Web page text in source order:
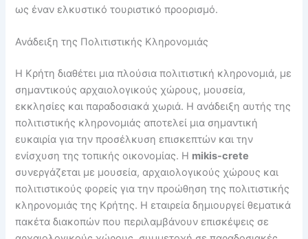
ως έναν ελκυστικό τουριστικό προορισμό.
Ανάδειξη της Πολιτιστικής Κληρονομιάς
Η Κρήτη διαθέτει μια πλούσια πολιτιστική κληρονομιά, με
σημαντικούς αρχαιολογικούς χώρους, μουσεία,
εκκλησίες και παραδοσιακά χωριά. Η ανάδειξη αυτής της
πολιτιστικής κληρονομιάς αποτελεί μια σημαντική
ευκαιρία για την προσέλκυση επισκεπτών και την
ενίσχυση της τοπικής οικονομίας. Η mikis-crete
συνεργάζεται με μουσεία, αρχαιολογικούς χώρους και
πολιτιστικούς φορείς για την προώθηση της πολιτιστικής
κληρονομιάς της Κρήτης. Η εταιρεία δημιουργεί θεματικά
πακέτα διακοπών που περιλαμβάνουν επισκέψεις σε